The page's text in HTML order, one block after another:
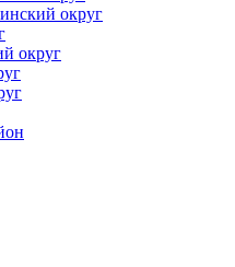
округ
округ